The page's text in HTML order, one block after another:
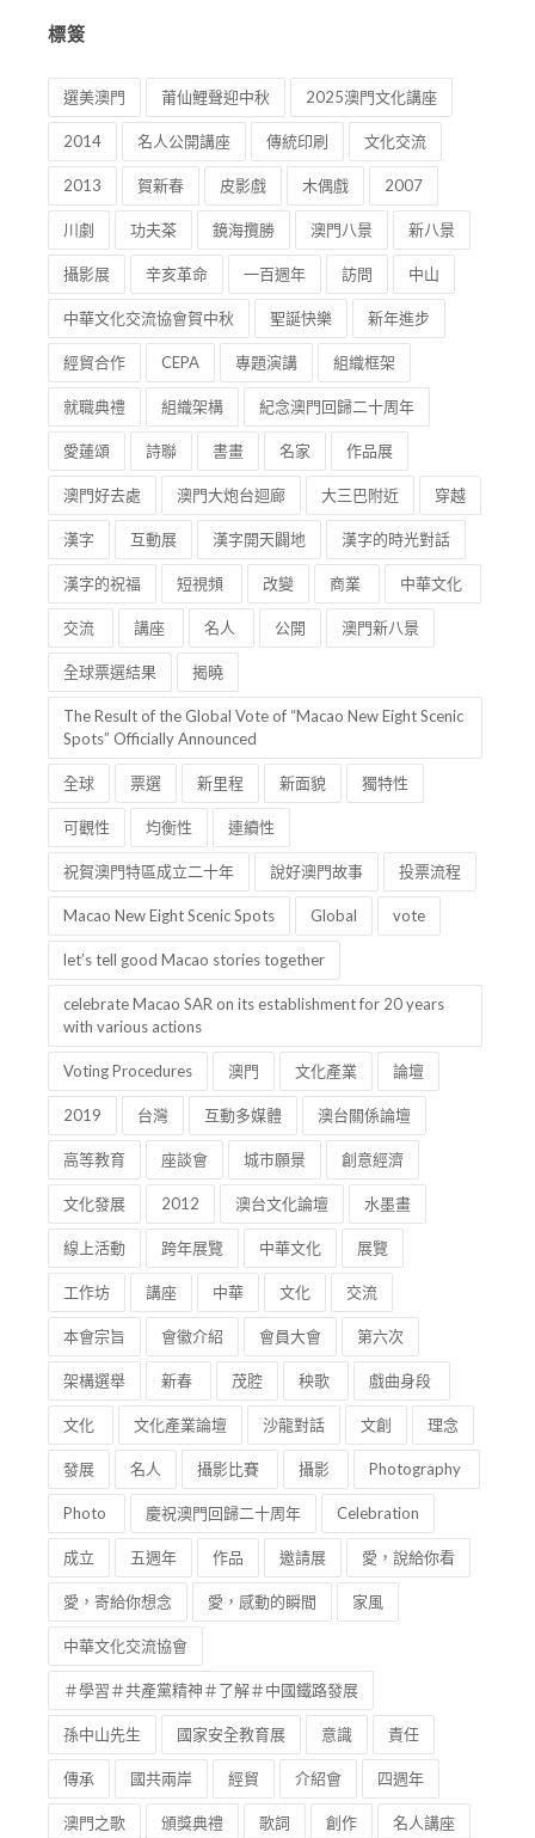
標簽
選美澳門 莆仙鯉聲迎中秋 2025澳門文化講座
2014 名人公開講座 傳統印刷 文化交流
2013 賀新春 皮影戲 木偶戲 2007
川劇 功夫茶 鏡海攬勝 澳門八景 新八景
攝影展 辛亥革命 一百週年 訪問 中山
中華文化交流協會賀中秋 聖誕快樂 新年進步
經貿合作 CEPA 專題演講 組織框架
就職典禮 組織架構 紀念澳門回歸二十周年
愛蓮頌 詩聯 書畫 名家 作品展
澳門好去處 澳門大炮台迴廊 大三巴附近 穿越
漢字 互動展 漢字開天闢地 漢字的時光對話
漢字的祝福 短視頻 改變 商業 中華文化
交流 講座 名人 公開 澳門新八景
全球票選結果 揭曉
The Result of the Global Vote of “Macao New Eight Scenic
Spots” Officially Announced
全球 票選 新里程 新面貌 獨特性
可觀性 均衡性 連續性
祝賀澳門特區成立二十年 說好澳門故事 投票流程
Macao New Eight Scenic Spots Global vote
let’s tell good Macao stories together
celebrate Macao SAR on its establishment for 20 years
with various actions
Voting Procedures 澳門 文化產業 論壇
2019 台灣 互動多媒體 澳台關係論壇
高等教育 座談會 城市願景 創意經濟
文化發展 2012 澳台文化論壇 水墨畫
線上活動 跨年展覽 中華文化 展覽
工作坊 講座 中華 文化 交流
本會宗旨 會徽介紹 會員大會 第六次
架構選舉 新春 茂腔 秧歌 戲曲身段
文化 文化產業論壇 沙龍對話 文創 理念
發展 名人 攝影比賽 攝影 Photography
Photo 慶祝澳門回歸二十周年 Celebration
成立 五週年 作品 邀請展 愛，說給你看
愛，寄給你想念 愛，感動的瞬間 家風
中華文化交流協會
＃學習＃共產黨精神＃了解＃中國鐵路發展
孫中山先生 國家安全教育展 意識 責任
傳承 國共兩岸 經貿 介紹會 四週年
澳門之歌 頒獎典禮 歌詞 創作 名人講座